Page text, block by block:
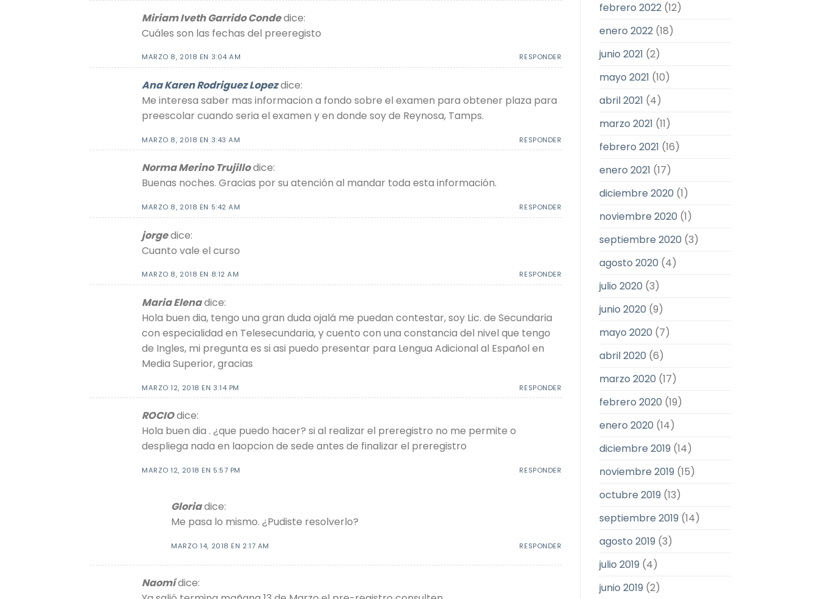
Miriam Iveth Garrido Condedice:
Cuáles son las fechas del preeregisto
MARZO 8, 2018 EN 3:04 AM RESPONDER
Ana Karen Rodriguez Lopezdice:
Me interesa saber mas informacion a fondo sobre el examen para obtener plaza para
preescolar cuando seria el examen y en donde soy de Reynosa, Tamps.
MARZO 8, 2018 EN 3:43 AM RESPONDER
Norma Merino Trujillodice:
Buenas noches. Gracias por su atención al mandar toda esta información.
MARZO 8, 2018 EN 5:42 AM RESPONDER
jorgedice:
Cuanto vale el curso
MARZO 8, 2018 EN 8:12 AM RESPONDER
Maria Elenadice:
Hola buen dia, tengo una gran duda ojalá me puedan contestar, soy Lic. de Secundaria
con especialidad en Telesecundaria, y cuento con una constancia del nivel que tengo
de Ingles, mi pregunta es si asi puedo presentar para Lengua Adicional al Español en
Media Superior, gracias
MARZO 12, 2018 EN 3:14 PM RESPONDER
ROCIOdice:
Hola buen dia . ¿que puedo hacer? si al realizar el preregistro no me permite o
despliega nada en laopcion de sede antes de finalizar el preregistro
MARZO 12, 2018 EN 5:57 PM RESPONDER
Gloriadice:
Me pasa lo mismo. ¿Pudiste resolverlo?
MARZO 14, 2018 EN 2:17 AM RESPONDER
Naomídice:
febrero 2022(12)
enero 2022(18)
junio 2021 (2)
mayo 2021 (10)
abril 2021 (4)
marzo 2021 (11)
febrero 2021 (16)
enero 2021 (17)
diciembre 2020 (1)
noviembre 2020 (1)
septiembre 2020 (3)
agosto 2020 (4)
julio 2020 (3)
junio 2020 (9)
mayo 2020 (7)
abril 2020 (6)
marzo 2020 (17)
febrero 2020 (19)
enero 2020 (14)
diciembre 2019 (14)
noviembre 2019 (15)
octubre 2019 (13)
septiembre 2019 (14)
agosto 2019 (3)
julio 2019 (4)
junio 2019 (2)